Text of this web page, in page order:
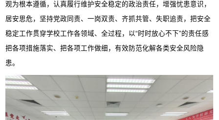
观为根本遵循，认真履行维护安全稳定的政治责任，增强忧患意识，
居安思危，坚持党政同责、一岗双责、齐抓共管、失职追责，把安全
稳定工作贯穿学校工作各领域、全过程，以“时时放心不下”的责任感
把各项措施落实、把各项工作做细，有效防范化解各类安全风险隐
患。